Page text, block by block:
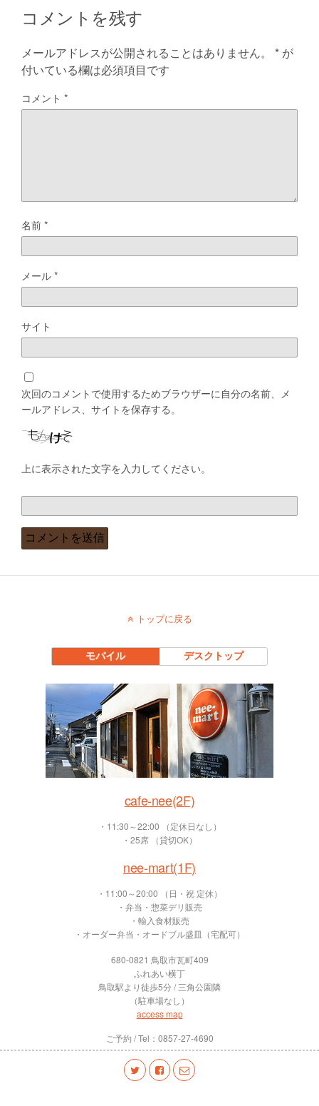
コメントを残す
メールアドレスが公開されることはありません。 * が
付いている欄は必須項目です
コメント *
名前*
メール*
サイト
次回のコメントで使用するためブラウザーに自分の名前、メ
ールアドレス、サイトを保存する。
上に表示された文字を入力してください。
トップに戻る
モバイル デスクトップ
cafe-nee(2F)
・11:30～22:00 （定休日なし）
・25席 （貸切OK）
nee-mart(1F)
・11:00～20:00 （日・祝 定休）
・弁当・惣菜デリ販売
・輸入食材販売
・オーダー弁当・オードブル盛皿（宅配可）
680-0821 鳥取市瓦町409
ふれあい横丁
鳥取駅より徒歩5分 / 三角公園隣
（駐車場なし）
access map
ご予約 / Tel：0857-27-4690